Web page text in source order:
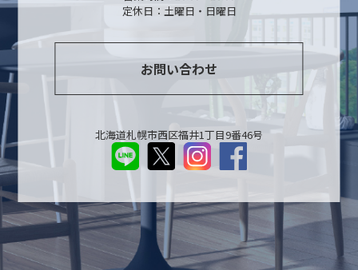
定休日：土曜日・日曜日
お問い合わせ
北海道札幌市西区福井1丁目9番46号